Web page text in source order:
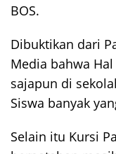
BOS.
Dibuktikan dari
Media bahwa
sajapun di
Siswa banyak
Selain itu Kursi